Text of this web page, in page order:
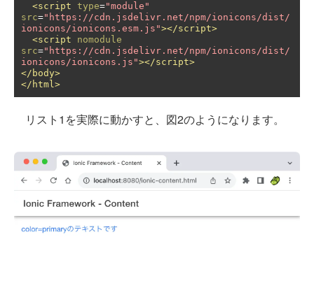
<script type="module"
src="https://cdn.jsdelivr.net/npm/ionicons/dist/
ionicons/ionicons.esm.js"></script>
<script
nomodule
src="https://cdn.jsdelivr.net/npm/ionicons/dist/
ionicons/ionicons.js"></script>
</body>
</html>
リスト1を実際に動かすと、図2のようになります。